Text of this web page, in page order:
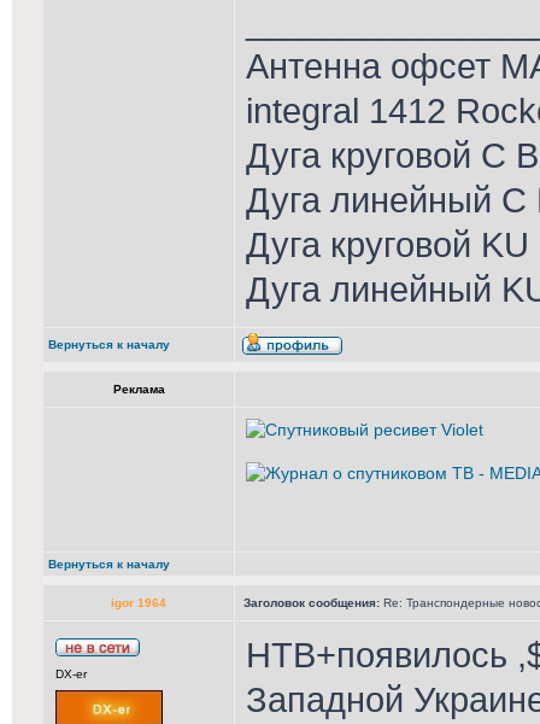
Антенна офсет
integral 1412
Дуга круговой С
Дуга линейный С
Дуга круговой
Дуга линейный
Вернуться к началу
Реклама
Вернуться к началу
igor 1964 Заголовок сообщения: Re: Транспондерные
DX-er
НТВ+появилось
Западной